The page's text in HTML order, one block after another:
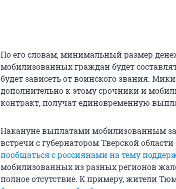
По его словам, минимальный размер
мобилизованных граждан будет
будет зависеть от воинского звания.
дополнительно к этому срочники и
контракт, получат единовременную
Накануне выплатами мобилизованным
встречи с губернатором Тверской области
пообщаться с россиянами на тему
мобилизованных из разных регионов
полное отсутствие. К примеру, жители